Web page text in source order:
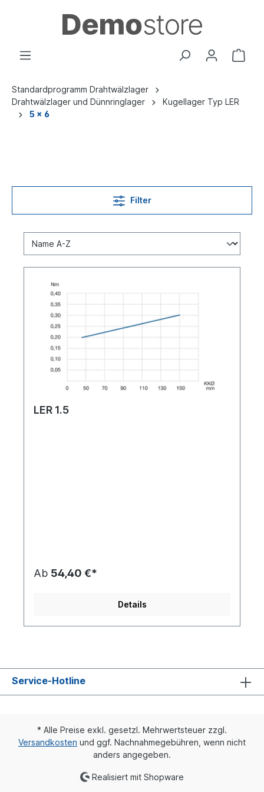
Standardprogramm Drahtwälzlager
Drahtwälzlager und Dünnringlager
Kugellager Typ LER
5 x 6
Filter
LER 1.5
Ab 54,40 €*
Details
Service-Hotline
* Alle Preise exkl. gesetzl. Mehrwertsteuer zzgl.
Versandkosten und ggf. Nachnahmegebühren, wenn nicht
anders angegeben.
Realisiert mit Shopware